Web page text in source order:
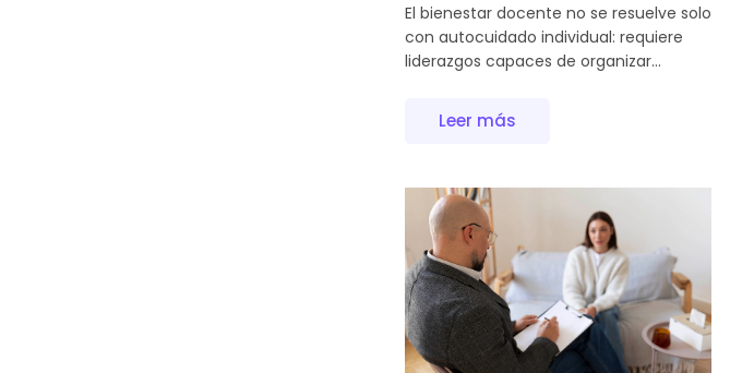
El bienestar docente no se resuelve solo
con autocuidado individual: requiere
liderazgos capaces de organizar...
Leer más